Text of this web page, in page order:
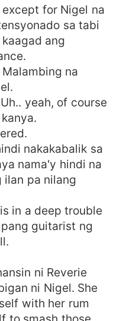
for Nigel na
sa tabi
ang
na
yeah, of course
nakakabalik sa
nama'y hindi na
ilan pa nilang
in a deep trouble
guitarist ng
ni Reverie
ni Nigel. She
with her rum